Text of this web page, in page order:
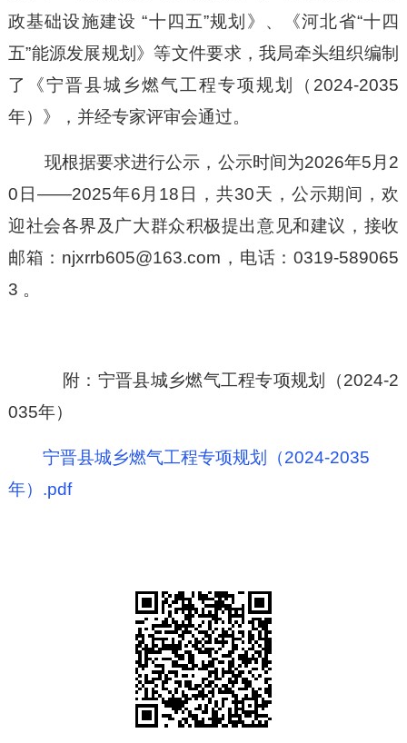
政基础设施建设 “十四五”规划》、《河北省“十四
五”能源发展规划》等文件要求，我局牵头组织编制
了《宁晋县城乡燃气工程专项规划（2024-2035
年）》，并经专家评审会通过。
现根据要求进行公示，公示时间为2026年5 月2
0 日 ——2025年6 月 18 日 ，共30天 ， 公示期间，欢
迎社会各界及广大群众积极提出意见和建议 ， 接收
邮箱： njxrrb605@163.com ， 电话：0319-589065
3 。
附： 宁晋县城乡燃气工程专项规划（2024-2
035年）
宁晋县城乡燃气工程专项规划（2024-2035
年）.pdf